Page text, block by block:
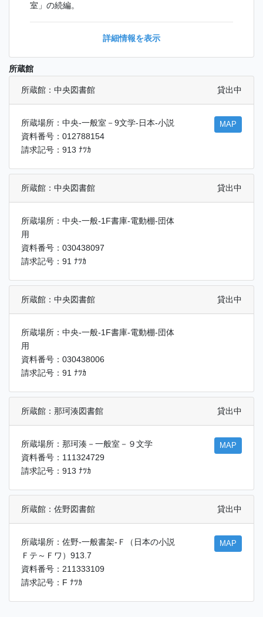
室」の続編。
詳細情報を表示
所蔵館
所蔵館：中央図書館 貸出中
所蔵場所：中央-一般室－9文学-日本-小説
資料番号：012788154
請求記号：913 ﾅﾂｶ
MAP
所蔵館：中央図書館 貸出中
所蔵場所：中央-一般-1F書庫-電動棚-団体
用
資料番号：030438097
請求記号：91 ﾅﾂｶ
所蔵館：中央図書館 貸出中
所蔵場所：中央-一般-1F書庫-電動棚-団体
用
資料番号：030438006
請求記号：91 ﾅﾂｶ
所蔵館：那珂湊図書館 貸出中
所蔵場所：那珂湊－一般室－９文学
資料番号：111324729
請求記号：913 ﾅﾂｶ
MAP
所蔵館：佐野図書館 貸出中
所蔵場所：佐野-一般書架-Ｆ（日本の小説
Ｆテ～Ｆワ）913.7
資料番号：211333109
請求記号：F ﾅﾂｶ
MAP